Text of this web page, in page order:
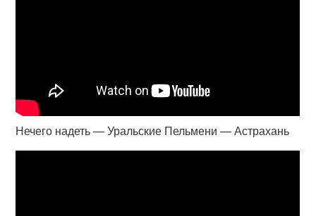
Нечего надеть — Уральские Пельмени — Астрахань